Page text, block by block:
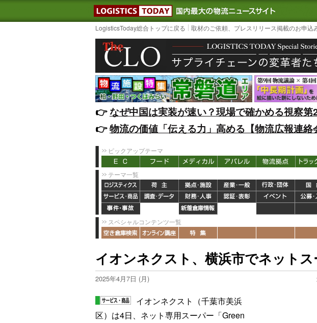
LOGISTICS TODAY｜国内最大の物流
LogisticsToday総合トップに戻る 取材のご依頼、プレスリリース掲載のお申込
👉️なぜ中国は実装が速い？現場で確かめる視察第
👉️物流の価値「伝える力」高める【物流広報連絡
ピックアップテーマ
テーマ一覧
スペシャルコンテンツ一覧
イオンネクスト、横浜市でネット
2025年4月7日 (月)
イオンネクスト（千葉市美浜
区）は4日、ネット専用スーパー「Green